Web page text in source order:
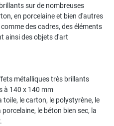
sur de nombreuses
en porcelaine et bien d'autres
des cadres, des éléments
ainsi des objets d'art
métalliques très brillants
à 140 x 140 mm
toile, le carton, le polystyrène, le
le béton bien sec, la